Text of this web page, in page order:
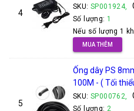
4
SKU: SP001924,
Số lượng: 1
Nếu số lượng 1
MUA THÊM
5
Ống dây PS
100M - ( Tối
SKU: SP000762,
Số lượng: 2